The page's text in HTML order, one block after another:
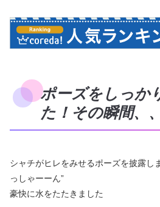
ポーズをしっか
た！その瞬間、、
シャチがヒレをみせるポーズを披露し
っしゃーーん”
豪快に水をたたきました